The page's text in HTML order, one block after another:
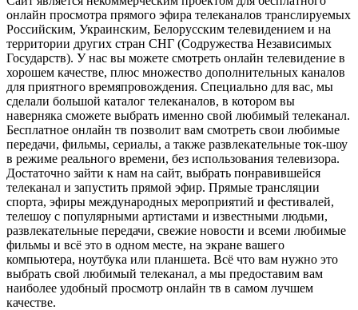
онлайн просмотра прямого эфира телеканалов транслируемых
Российским, Украинским, Белорусским телевидением и на
территории других стран СНГ (Содружества Независимых
Государств). У нас вы можете смотреть онлайн телевидение в
хорошем качестве, плюс множество дополнительных каналов
для приятного времяпровождения. Специально для вас, мы
сделали большой каталог телеканалов, в котором вы
наверняка сможете выбрать именно свой любимый телеканал.
Бесплатное онлайн тв позволит вам смотреть свои любимые
передачи, фильмы, сериалы, а также развлекательные ток-шоу
в режиме реального времени, без использования телевизора.
Достаточно зайти к нам на сайт, выбрать понравившейся
телеканал и запустить прямой эфир. Прямые трансляции
спорта, эфиры международных мероприятий и фестивалей,
телешоу с популярными артистами и известными людьми,
развлекательные передачи, свежие новости и всеми любимые
фильмы и всё это в одном месте, на экране вашего
компьютера, ноутбука или планшета. Всё что вам нужно это
выбрать свой любимый телеканал, а мы предоставим вам
наиболее удобный просмотр онлайн тв в самом лучшем
качестве.